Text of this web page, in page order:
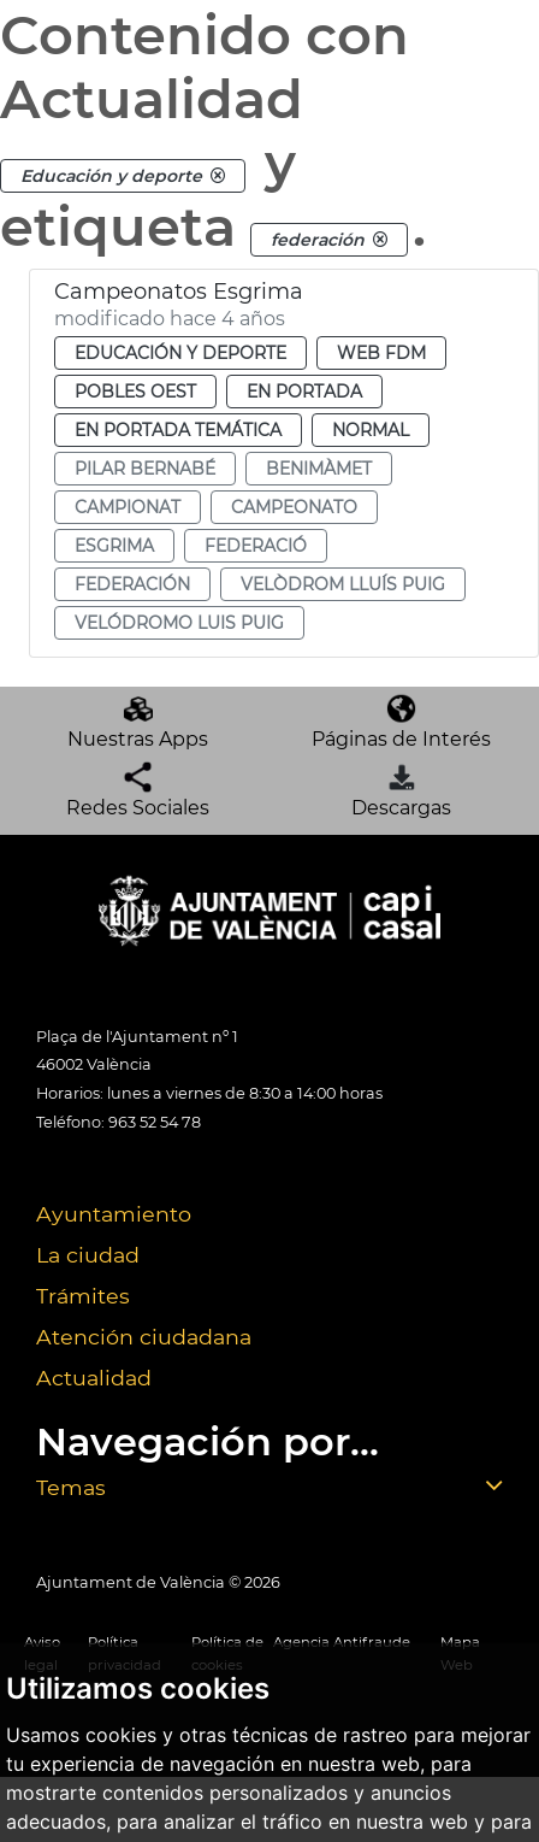
Utilizamos cookies
Usamos cookies y otras técnicas de rastreo para mejorar
tu experiencia de navegación en nuestra web, para
mostrarte contenidos personalizados y anuncios
adecuados, para analizar el tráfico en nuestra web y para
Contenido con
Actualidad
Educación y deporte
y
etiqueta
federación .
Campeonatos Esgrima
modificado hace 4 años
EDUCACIÓN Y DEPORTE
WEB FDM
POBLES OEST
EN PORTADA
EN PORTADA TEMÁTICA
NORMAL
PILAR BERNABÉ
BENIMÀMET
CAMPIONAT
CAMPEONATO
ESGRIMA
FEDERACIÓ
FEDERACIÓN
VELÒDROM LLUÍS PUIG
VELÓDROMO LUIS PUIG
Nuestras Apps Páginas de Interés
Redes Sociales Descargas
Plaça de l'Ajuntament nº 1
46002 València
Horarios: lunes a viernes de 8:30 a 14:00 horas
Teléfono: 963 52 54 78
Ayuntamiento
La ciudad
Trámites
Atención ciudadana
Actualidad
Navegación por...
Temas
Ajuntament de València © 2026
Aviso
legal
Política
privacidad
Política de
cookies
Agencia Antifraude
Mapa
Web